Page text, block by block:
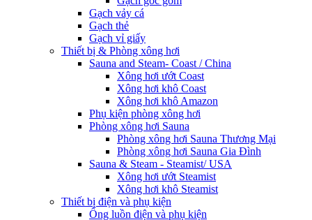
Gạch vảy cá
Gạch thẻ
Gạch vỉ giấy
Thiết bị & Phòng xông hơi
Sauna and Steam- Coast / China
Xông hơi ướt Coast
Xông hơi khô Coast
Xông hơi khô Amazon
Phụ kiện phòng xông hơi
Phòng xông hơi Sauna
Phòng xông hơi Sauna Thương Mại
Phòng xông hơi Sauna Gia Đình
Sauna & Steam - Steamist/ USA
Xông hơi ướt Steamist
Xông hơi khô Steamist
Thiết bị điện và phụ kiện
Ống luồn điện và phụ kiện